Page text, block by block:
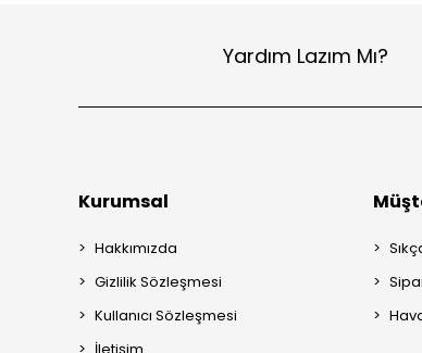
Yardım Lazım Mı?
Kurumsal
Hakkımızda
Gizlilik Sözleşmesi
Kullanıcı Sözleşmesi